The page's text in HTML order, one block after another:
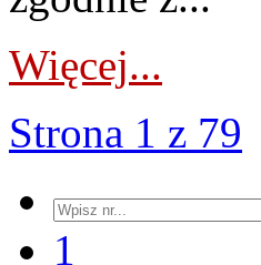
Więcej...
Strona 1 z 79
1